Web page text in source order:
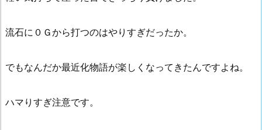
流石に０Ｇから打つのはやりすぎだったか。
でもなんだか最近化物語が楽しくなってきたんですよね。
ハマりすぎ注意です。